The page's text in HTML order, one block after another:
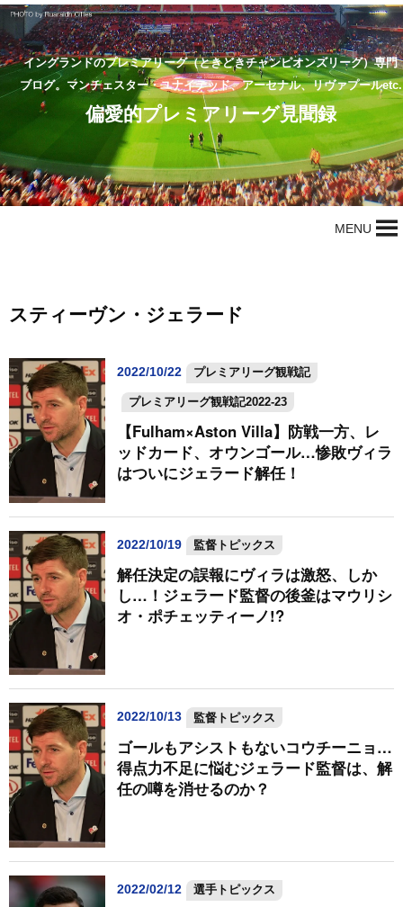
イングランドのプレミアリーグ（ときどきチャンピオンズリーグ）専門
ブログ。マンチェスター・ユナイテッド、アーセナル、リヴァプールetc.
偏愛的プレミアリーグ見聞録
MENU
スティーヴン・ジェラード
2022/10/22 プレミアリーグ観戦記
プレミアリーグ観戦記2022-23
【Fulham×Aston Villa】防戦一方、レ
ッドカード、オウンゴール…惨敗ヴィラ
はついにジェラード解任！
2022/10/19 監督トピックス
解任決定の誤報にヴィラは激怒、しか
し…！ジェラード監督の後釜はマウリシ
オ・ポチェッティーノ!?
2022/10/13 監督トピックス
ゴールもアシストもないコウチーニョ…
得点力不足に悩むジェラード監督は、解
任の噂を消せるのか？
2022/02/12 選手トピックス